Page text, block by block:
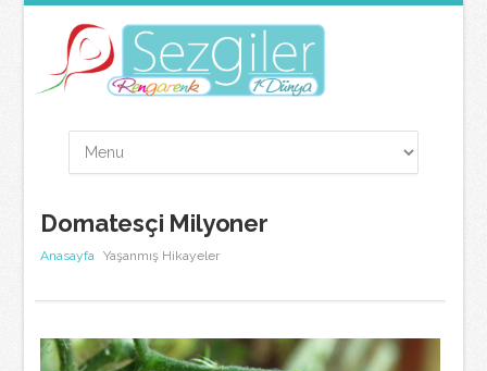
Domatesçi Milyoner
Anasayfa Yaşanmış Hikayeler